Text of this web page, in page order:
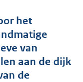
het
van
aan de dijk
de